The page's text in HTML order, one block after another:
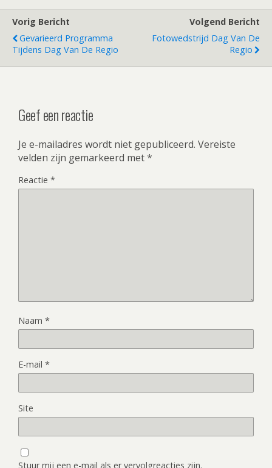
Vorig Bericht
Gevarieerd Programma
Tijdens Dag Van De Regio
Volgend Bericht
Fotowedstrijd Dag Van De
Regio
Geef een reactie
Je e-mailadres wordt niet gepubliceerd. Vereiste
velden zijn gemarkeerd met*
Reactie *
Naam *
E-mail *
Site
Stuur mij een e-mail als er vervolgreacties zijn.